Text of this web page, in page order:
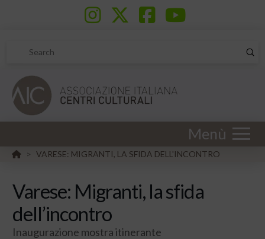
Search
Menù
HOME
> VARESE: MIGRANTI, LA SFIDA DELL'INCONTRO
Varese: Migranti, la sfida
dell’incontro
Inaugurazione mostra itinerante